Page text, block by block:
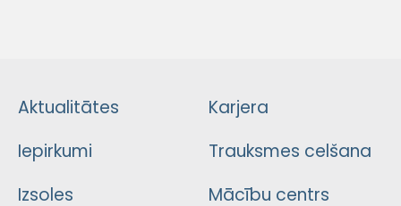
Aktualitātes
Iepirkumi
Izsoles
Karjera
Trauksmes celšana
Mācību centrs